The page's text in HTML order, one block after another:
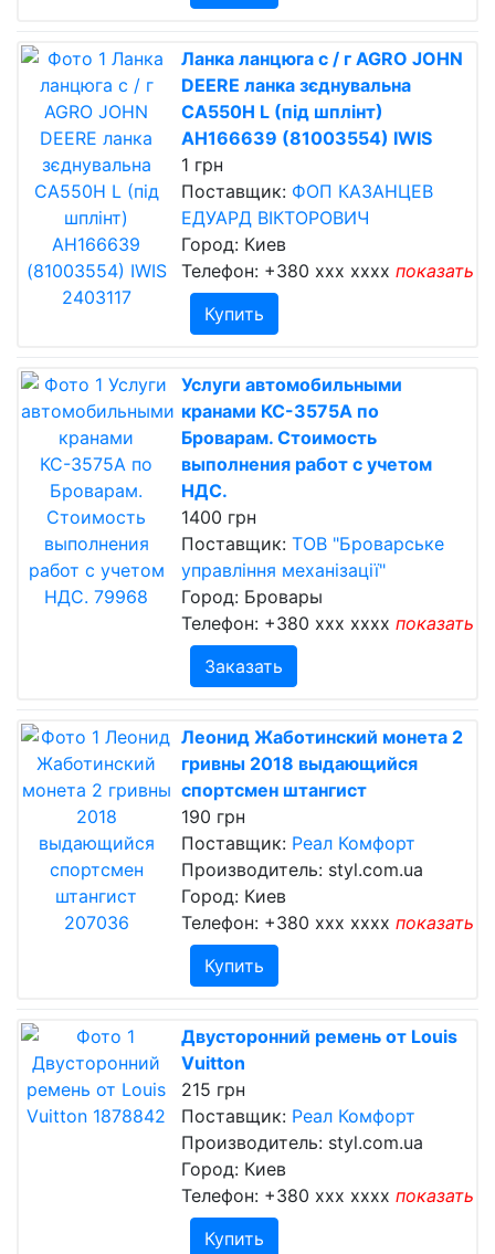
Ланка ланцюга с / г AGRO JOHN
DEERE ланка зєднувальна
CA550H L (під шплінт)
AH166639 (81003554) IWIS
1 грн
Поставщик: ФОП КАЗАНЦЕВ
ЕДУАРД ВІКТОРОВИЧ
Город: Киев
Телефон: +380 xxx xxxx показать
Купить
Услуги автомобильными
кранами КС-3575А по
Броварам. Стоимость
выполнения работ с учетом
НДС.
1400 грн
Поставщик: ТОВ "Броварське
управління механізації"
Город: Бровары
Телефон: +380 xxx xxxx показать
Заказать
Леонид Жаботинский монета 2
гривны 2018 выдающийся
спортсмен штангист
190 грн
Поставщик: Реал Комфорт
Производитель: styl.com.ua
Город: Киев
Телефон: +380 xxx xxxx показать
Купить
Двусторонний ремень от Louis
Vuitton
215 грн
Поставщик: Реал Комфорт
Производитель: styl.com.ua
Город: Киев
Телефон: +380 xxx xxxx показать
Купить